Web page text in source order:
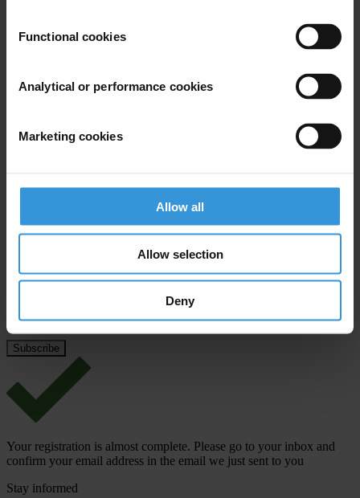
Functional cookies
Analytical or performance cookies
Marketing cookies
Allow all
Allow selection
Deny
Tel: +263 4793 246
First name*
View ourPrivacy Policy.
Your registration is almost complete. Please go to your inbox and
confirm your email address in the email we just sent to you
Stay informed